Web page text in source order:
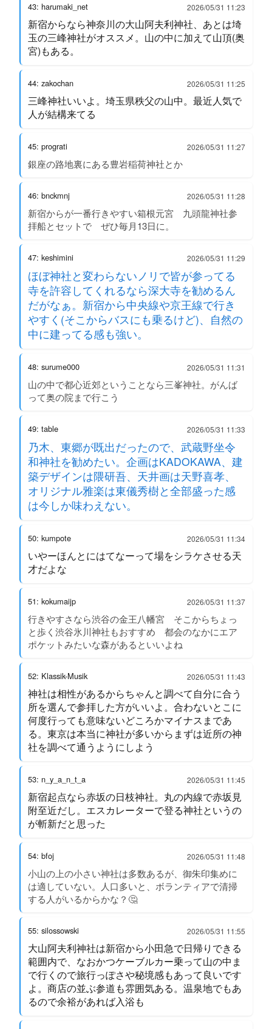
43: harumaki_net 2026/05/31 11:23
新宿からなら神奈川の大山阿夫利神社、あとは埼
玉の三峰神社がオススメ。山の中に加えて山頂(奥
宮)もある。
44: zakochan 2026/05/31 11:25
三峰神社いいよ。埼玉県秩父の山中。最近人気で
人が結構来てる
45: prograti 2026/05/31 11:27
銀座の路地裏にある豊岩稲荷神社とか
46: bnckmnj 2026/05/31 11:28
新宿からが一番行きやすい箱根元宮 九頭龍神社参
拝船とセットで ぜひ毎月13日に。
47: keshimini 2026/05/31 11:29
ほぼ神社と変わらないノリで皆が参ってる
寺を許容してくれるなら深大寺を勧めるん
だがなぁ。新宿から中央線や京王線で行き
やすく(そこからバスにも乗るけど)、自然の
中に建ってる感も強い。
48: surume000 2026/05/31 11:31
山の中で都心近郊ということなら三峯神社。がんば
って奥の院まで行こう
49: table 2026/05/31 11:33
乃木、東郷が既出だったので、武蔵野坐令
和神社を勧めたい。企画はKADOKAWA、建
築デザインは隈研吾、天井画は天野喜孝、
オリジナル雅楽は東儀秀樹と全部盛った感
は今しか味わえない。
50: kumpote 2026/05/31 11:34
いやーほんとにはてなーって場をシラケさせる天
才だよな
51: kokumaijp 2026/05/31 11:37
行きやすさなら渋谷の金王八幡宮 そこからちょっ
と歩く渋谷氷川神社もおすすめ 都会のなかにエア
ポケットみたいな森があるといいよね
52: Klassik-Musik 2026/05/31 11:43
神社は相性があるからちゃんと調べて自分に合う
所を選んで参拝した方がいいよ。合わないとこに
何度行っても意味ないどころかマイナスまであ
る。東京は本当に神社が多いからまずは近所の神
社を調べて通うようにしよう
53: n_y_a_n_t_a 2026/05/31 11:45
新宿起点なら赤坂の日枝神社。丸の内線で赤坂見
附至近だし。エスカレーターで登る神社というの
が斬新だと思った
54: bfoj 2026/05/31 11:48
小山の上の小さい神社は多数あるが、御朱印集めに
は適していない。人口多いと、ボランティアで清掃
する人がいるからかな？🤔
55: silossowski 2026/05/31 11:55
大山阿夫利神社は新宿から小田急で日帰りできる
範囲内で、なおかつケーブルカー乗って山の中ま
で行くので旅行っぽさや秘境感もあって良いです
よ。商店の並ぶ参道も雰囲気ある。温泉地でもあ
るので余裕があれば入浴も